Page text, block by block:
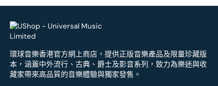
環球音樂香港官方網上商店，提供正版音樂產品及限量珍藏版
本，涵蓋中外流行、古典、爵士及影音系列，致力為樂迷與收
藏家帶來高品質的音樂體驗與獨家發售。